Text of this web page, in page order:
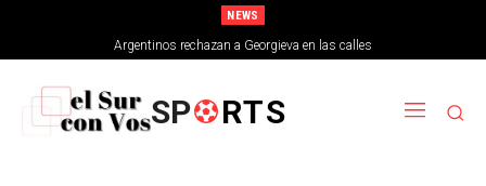
NEWS
Argentinos rechazan a Georgieva en las calles
SP RTS